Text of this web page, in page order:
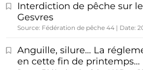
Interdiction de pêche sur
Gesvres
Source: Fédération de pêche 44 Date:
Anguille, silure… La
en cette fin de printemps…